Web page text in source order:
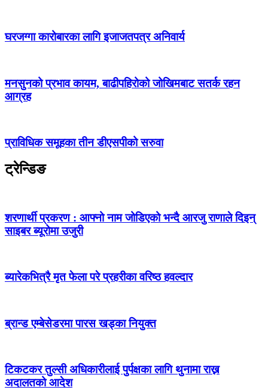
घरजग्गा कारोबारका लागि इजाजतपत्र अनिवार्य
मनसुनको प्रभाव कायम, बाढीपहिरोको जोखिमबाट सतर्क रहन
आग्रह
प्राविधिक समूहका तीन डीएसपीको सरुवा
ट्रेन्डिङ
शरणार्थी प्रकरण : आफ्नो नाम जोडिएको भन्दै आरजु राणाले दिइन्
साइबर ब्यूरोमा उजुरी
ब्यारेकभित्रै मृत फेला परे प्रहरीका वरिष्ठ हवल्दार
ब्रान्ड एम्बेसेडरमा पारस खड्का नियुक्त
टिकटकर तुल्सी अधिकारीलाई पुर्पक्षका लागि थुनामा राख्न
अदालतको आदेश